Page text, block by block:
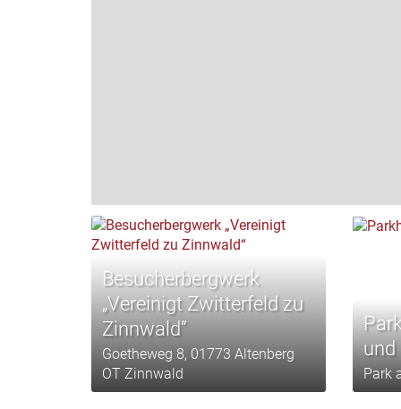
Besucherbergwerk
„Vereinigt Zwitterfeld zu
Zinnwald“
Goetheweg 8, 01773 Altenberg
OT Zinnwald
und
Park